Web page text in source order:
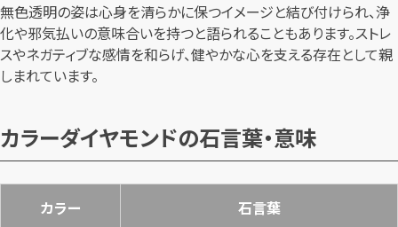
無色透明の姿は心身を清らかに保つイメージと結び付けられ、浄
化や邪気払いの意味合いを持つと語られることもあります。ストレ
スやネガティブな感情を和らげ、健やかな心を支える存在として親
しまれています。
カラーダイヤモンドの石言葉・意味
カラー 石言葉